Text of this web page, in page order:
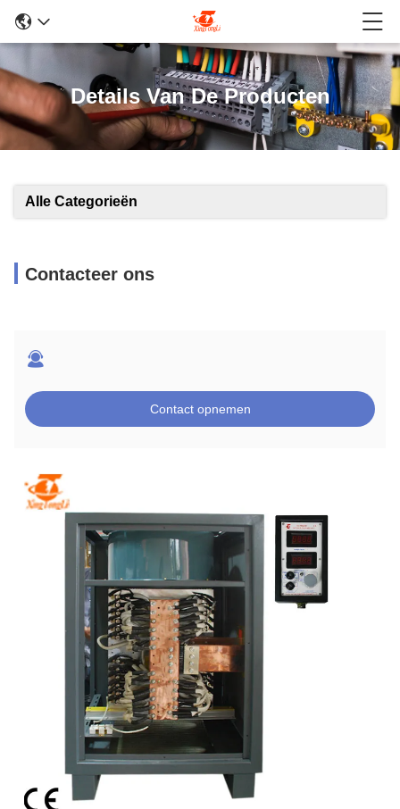
Details Van De Producten
Alle Categorieën
Contacteer ons
Contact opnemen